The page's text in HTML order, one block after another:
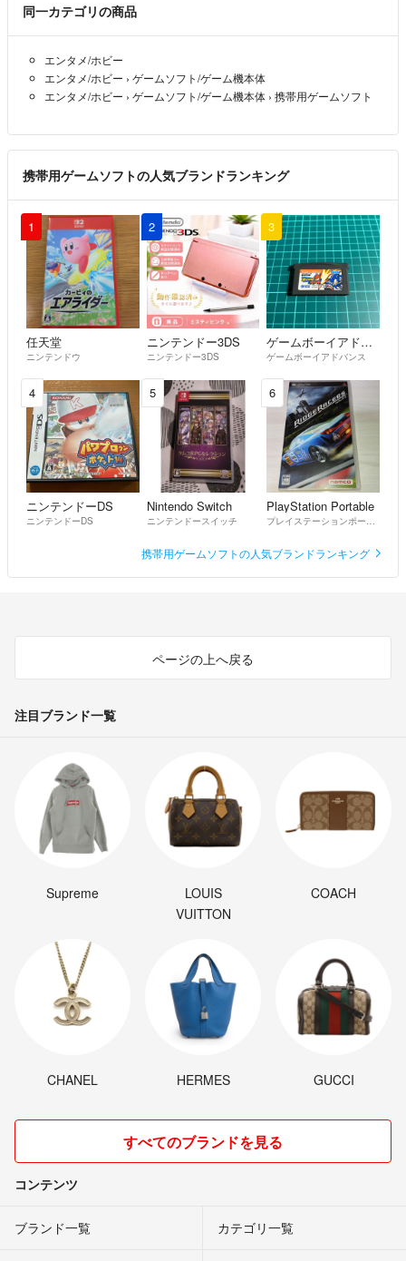
同一カテゴリの商品
エンタメ/ホビー
エンタメ/ホビー › ゲームソフト/ゲーム機本体
エンタメ/ホビー › ゲームソフト/ゲーム機本体 › 携帯用ゲームソフト
携帯用ゲームソフトの人気ブランドランキング
1
任天堂
ニンテンドウ
2
ニンテンドー3DS
ニンテンドー3DS
3
ゲームボーイアドバンス
ゲームボーイアドバンス
4
ニンテンドーDS
ニンテンドーDS
5
Nintendo Switch
ニンテンドースイッチ
6
PlayStation Portable
プレイステーションポータブル
携帯用ゲームソフトの人気ブランドランキング
ページの上へ戻る
注目ブランド一覧
Supreme
LOUIS
VUITTON
COACH
CHANEL HERMES GUCCI
すべてのブランドを見る
コンテンツ
ブランド一覧 カテゴリ一覧